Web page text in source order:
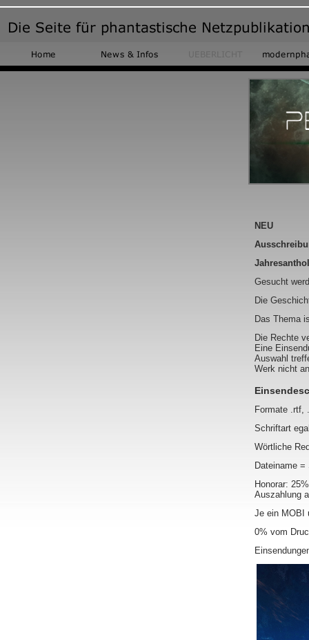
NEU
Gesucht
Die
Das Thema
Die Rechte
Eine
Auswahl
Werk nicht
Formate .rtf,
Schriftart
Wörtliche
Dateiname
Honorar:
Auszahlung
Je ein MOBI
0% vom